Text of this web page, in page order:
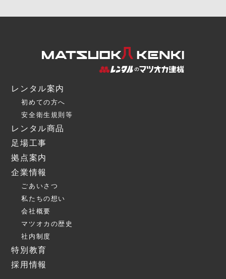
レンタル案内
初めての方へ
安全衛生規則等
レンタル商品
足場工事
拠点案内
企業情報
ごあいさつ
私たちの想い
会社概要
マツオカの歴史
社内制度
特別教育
採用情報